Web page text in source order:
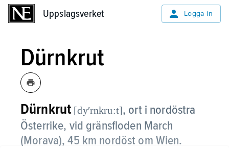
Uppslagsverket Logga in
Dürnkrut
Dürnkrut [dyʹrnkru:t], ort i nordöstra
Österrike, vid gränsfloden March
(Morava), 45 km nordöst om Wien.